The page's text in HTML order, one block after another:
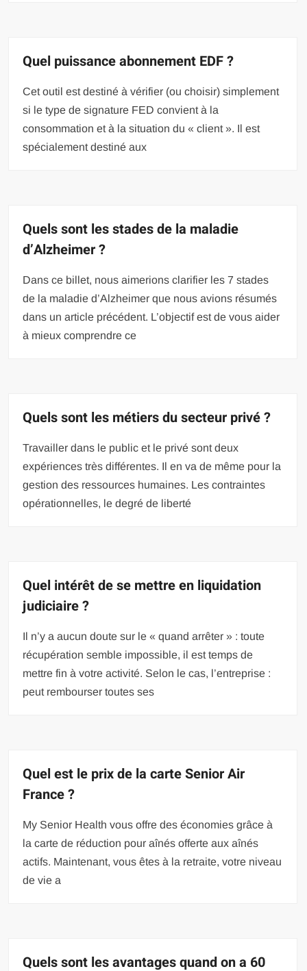
Quel puissance abonnement EDF ?
Cet outil est destiné à vérifier (ou choisir) simplement
si le type de signature FED convient à la
consommation et à la situation du « client ». Il est
spécialement destiné aux
Quels sont les stades de la maladie
d’Alzheimer ?
Dans ce billet, nous aimerions clarifier les 7 stades
de la maladie d’Alzheimer que nous avions résumés
dans un article précédent. L’objectif est de vous aider
à mieux comprendre ce
Quels sont les métiers du secteur privé ?
Travailler dans le public et le privé sont deux
expériences très différentes. Il en va de même pour la
gestion des ressources humaines. Les contraintes
opérationnelles, le degré de liberté
Quel intérêt de se mettre en liquidation
judiciaire ?
Il n’y a aucun doute sur le « quand arrêter » : toute
récupération semble impossible, il est temps de
mettre fin à votre activité. Selon le cas, l’entreprise :
peut rembourser toutes ses
Quel est le prix de la carte Senior Air
France ?
My Senior Health vous offre des économies grâce à
la carte de réduction pour aînés offerte aux aînés
actifs. Maintenant, vous êtes à la retraite, votre niveau
de vie a
Quels sont les avantages quand on a 60